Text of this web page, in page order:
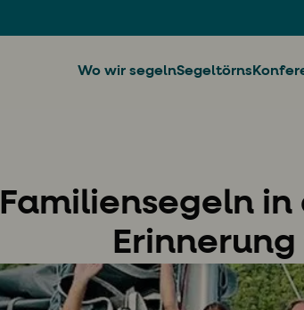
Wo wir segelnSegeltörns
Familiensegeln in
Erinnerung